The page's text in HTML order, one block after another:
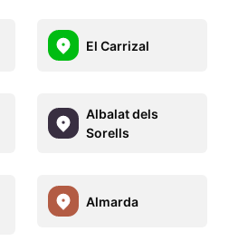
El Carrizal
Albalat dels
Sorells
Almarda